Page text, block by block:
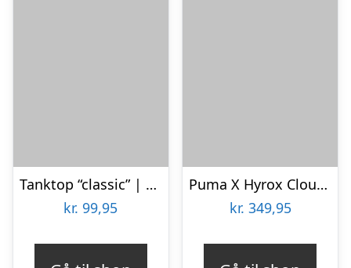
Tanktop “classic” | 100% bomuld | grå
kr. 99,95
Puma X Hyrox Cloudspun Tanktop
kr. 349,95